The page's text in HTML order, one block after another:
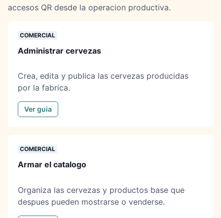
accesos QR desde la operacion productiva.
COMERCIAL
Administrar cervezas
Crea, edita y publica las cervezas producidas
por la fabrica.
Ver guia
COMERCIAL
Armar el catalogo
Organiza las cervezas y productos base que
despues pueden mostrarse o venderse.